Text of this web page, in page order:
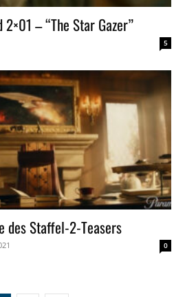
– “The Star Gazer”
5
des Staffel-2-Teasers
0